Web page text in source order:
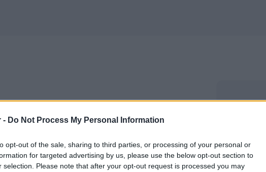
- Do Not Process My Personal Information
opt-out of the sale, sharing to third parties, or processing of your personal or
for targeted advertising by us, please use the below opt-out section to
selection. Please note that after your opt-out request is processed you may